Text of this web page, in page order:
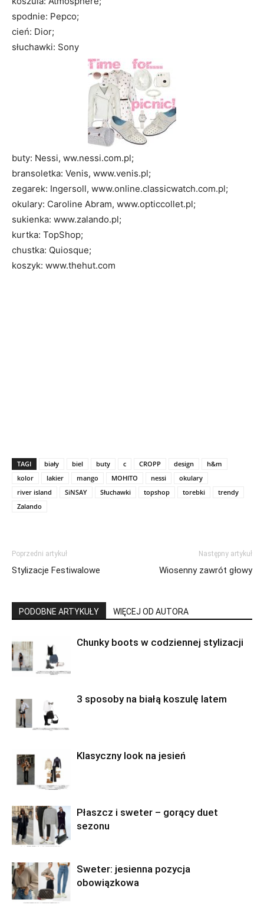
spodnie: Pepco;
cień: Dior;
słuchawki: Sony
buty: Nessi, ww.nessi.com.pl;
bransoletka: Venis, www.venis.pl;
zegarek: Ingersoll, www.online.classicwatch.com.pl;
okulary: Caroline Abram, www.opticcollet.pl;
sukienka: www.zalando.pl;
kurtka: TopShop;
chustka: Quiosque;
koszyk: www.thehut.com
TAGI biały biel buty c CROPP design
h&m
kolor
lakier mango MOHITO nessi
okulary
river island
SiNSAY Słuchawki topshop torebki
trendy
Zalando
Poprzedni artykuł
Stylizacje Festiwalowe
Następny artykuł
Wiosenny zawrót głowy
PODOBNE ARTYKUŁY WIĘCEJ OD AUTORA
Chunky boots w codziennej stylizacji
3 sposoby na białą koszulę latem
Klasyczny look na jesień
Płaszcz i sweter – gorący duet
sezonu
Sweter: jesienna pozycja
obowiązkowa